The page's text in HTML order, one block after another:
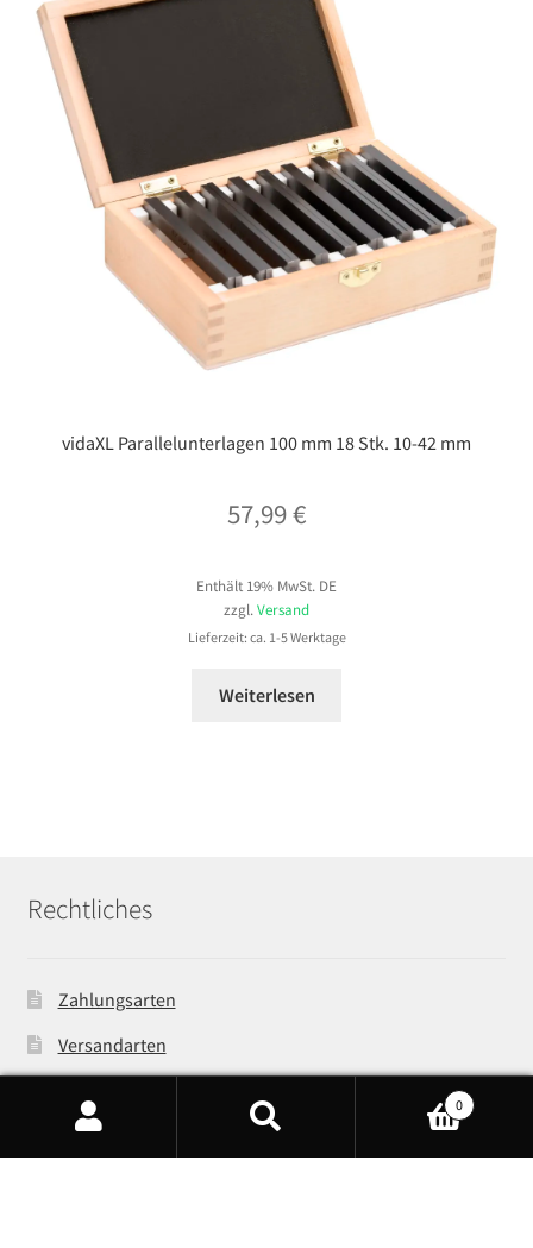
vidaXL Parallelunterlagen 100 mm 18 Stk. 10-42 mm
57,99€
Enthält 19% MwSt. DE
zzgl.Versand
Lieferzeit: ca. 1-5 Werktage
Weiterlesen
Rechtliches
Zahlungsarten
Versandarten
AGB
Products
0